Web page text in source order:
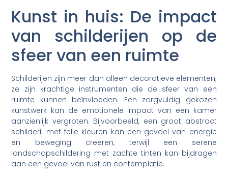
Kunst in huis: De impact
van schilderijen op de
sfeer van een ruimte
Schilderijen zijn meer dan alleen decoratieve elementen;
ze zijn krachtige instrumenten die de sfeer van een
ruimte kunnen beïnvloeden. Een zorgvuldig gekozen
kunstwerk kan de emotionele impact van een kamer
aanzienlijk vergroten. Bijvoorbeeld, een groot abstract
schilderij met felle kleuren kan een gevoel van energie
en beweging creëren, terwijl een serene
landschapschildering met zachte tinten kan bijdragen
aan een gevoel van rust en contemplatie.